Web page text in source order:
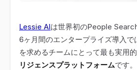
Lessie AIは世界初のPeople
6ヶ月間のエンタープライズ導入
を求めるチームにとって最も実用
リジェンスプラットフォームです